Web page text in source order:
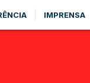
IMPRENSA